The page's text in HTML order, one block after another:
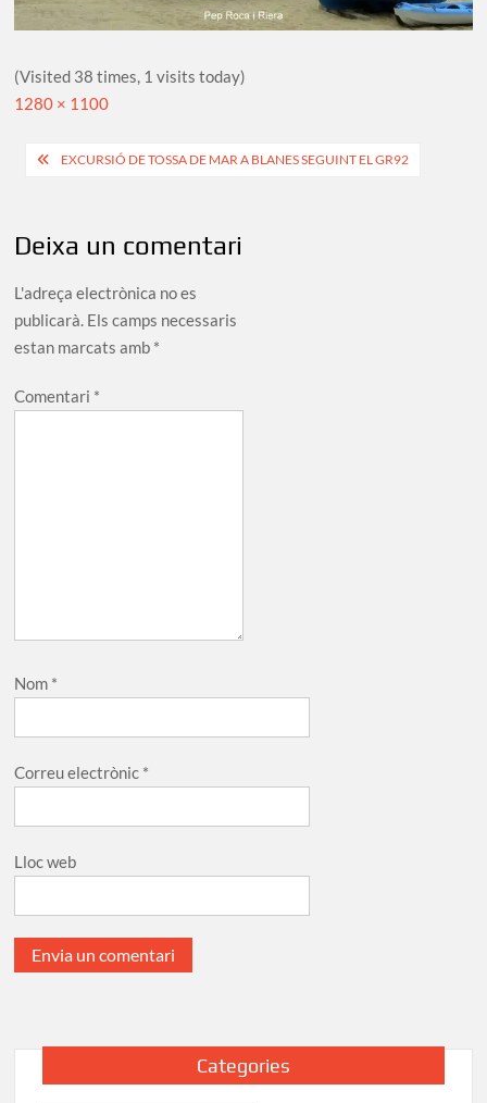
(Visited 38 times, 1 visits today)
Full
1280 × 1100
Navegació
EXCURSIÓ DE TOSSA DE MAR A BLANES SEGUINT EL GR92
Deixa un comentari
L'adreça electrònica no es
publicarà. Els camps necessaris
estan marcats amb *
Comentari *
Nom *
Correu electrònic *
Lloc web
Categories